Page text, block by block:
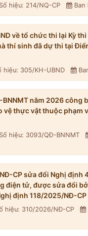
Số hiệu: 214/NQ-CP
về tổ chức thi lại Kỳ
thí sinh đã dự thi tại
hiệu: 305/KH-UBND
năm 2026 công
vệ thực vật thuộc phạm
Số hiệu: 3093/QĐ-BNNMT
CP sửa đổi Nghị
điện tử, được sửa đổi
định 118/2025/NĐ-CP
hiệu: 310/2026/NĐ-CP